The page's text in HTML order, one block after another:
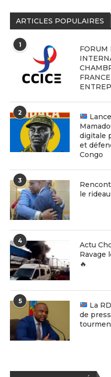
ARTICLES POPULAIRES
1
FORUM
2
digitale
et
Congo
3
le
4
Actu
Ravage
🔥
5
La
de